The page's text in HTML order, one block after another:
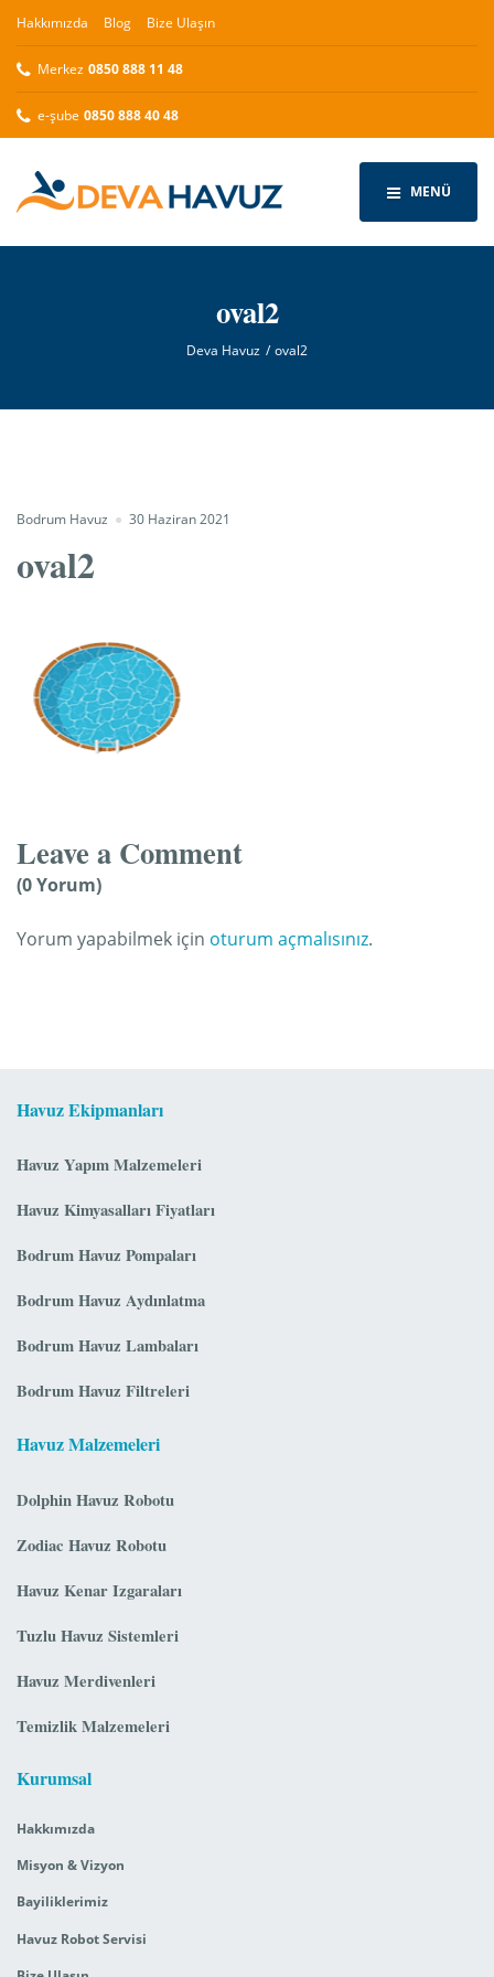
Hakkımızda Blog Bize Ulaşın
Merkez 0850 888 11 48
e-şube 0850 888 40 48
MENÜ
oval2
Deva Havuz oval2
Bodrum Havuz 30 Haziran 2021
oval2
Leave a Comment
(0 Yorum)
Yorum yapabilmek için oturum açmalısınız.
Havuz Ekipmanları
Havuz Yapım Malzemeleri
Havuz Kimyasalları Fiyatları
Bodrum Havuz Pompaları
Bodrum Havuz Aydınlatma
Bodrum Havuz Lambaları
Bodrum Havuz Filtreleri
Havuz Malzemeleri
Dolphin Havuz Robotu
Zodiac Havuz Robotu
Havuz Kenar Izgaraları
Tuzlu Havuz Sistemleri
Havuz Merdivenleri
Temizlik Malzemeleri
Kurumsal
Hakkımızda
Misyon & Vizyon
Bayiliklerimiz
Havuz Robot Servisi